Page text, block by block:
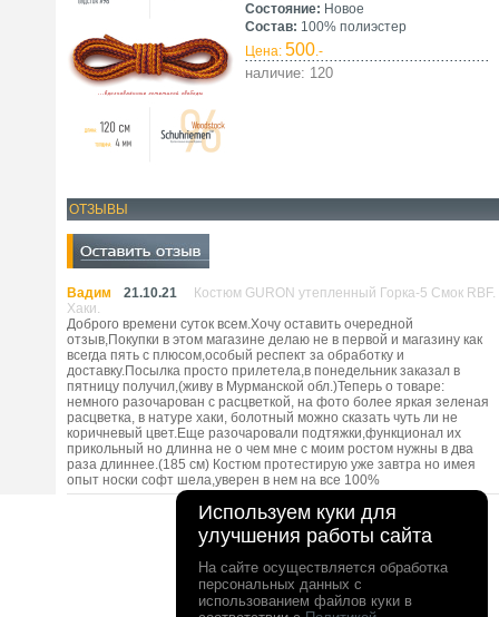
Состояние: Новое
Состав: 100% полиэстер
Цена: 500.-
наличие: 120
ОТЗЫВЫ
Вадим 21.10.21
Костюм GURON утепленный Горка-5 Смок RBF.
Хаки.
Доброго времени суток всем.Хочу оставить очередной
отзыв,Покупки в этом магазине делаю не в первой и магазину как
всегда пять с плюсом,особый респект за обработку и
доставку.Посылка просто прилетела,в понедельник заказал в
пятницу получил,(живу в Мурманской обл.)Теперь о товаре:
немного разочарован с расцветкой, на фото более яркая зеленая
расцветка, в натуре хаки, болотный можно сказать чуть ли не
коричневый цвет.Еще разочаровали подтяжки,функционал их
прикольный но длинна не о чем мне с моим ростом нужны в два
раза длиннее.(185 см) Костюм протестирую уже завтра но имея
опыт носки софт шела,уверен в нем на все 100%
Используем куки для
улучшения работы сайта
На сайте осуществляется обработка
персональных данных с
использованием файлов куки в